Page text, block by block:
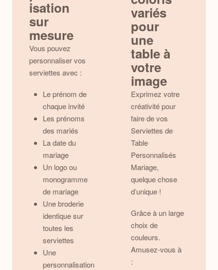
isation
sur
mesure
Vous pouvez
personnaliser vos
serviettes avec :
Le prénom de
chaque invité
Les prénoms
des mariés
La date du
mariage
Un logo ou
monogramme
de mariage
Une broderie
identique sur
toutes les
serviettes
Une
personnalisation
variés
pour
une
table à
votre
image
Exprimez votre
créativité pour
faire de vos
Serviettes de
Table
Personnalisés
Mariage,
quelque chose
d’unique !
Grâce à un large
choix de
couleurs.
Amusez-vous à
: